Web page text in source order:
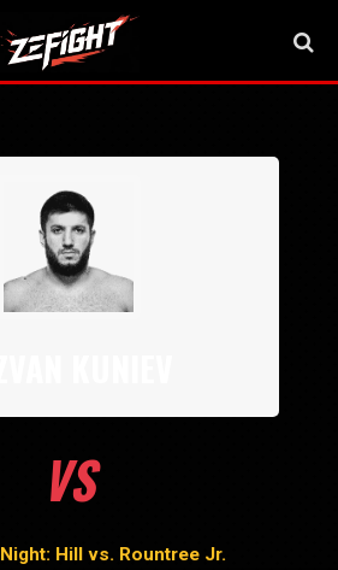
VS
Hill vs. Rountree Jr.